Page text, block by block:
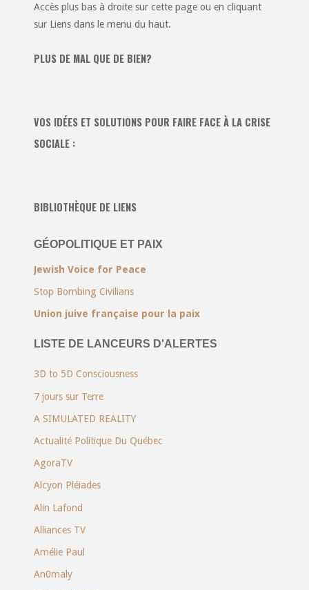
Accès plus bas à droite sur cette page ou en cliquant
sur Liens dans le menu du haut.
PLUS DE MAL QUE DE BIEN?
VOS IDÉES ET SOLUTIONS POUR FAIRE FACE À LA CRISE
SOCIALE :
BIBLIOTHÈQUE DE LIENS
GÉOPOLITIQUE ET PAIX
Jewish Voice for Peace
Stop Bombing Civilians
Union juive française pour la paix
LISTE DE LANCEURS D'ALERTES
3D to 5D Consciousness
7 jours sur Terre
A SIMULATED REALITY
Actualité Politique Du Québec
AgoraTV
Alcyon Pléiades
Alin Lafond
Alliances TV
Amélie Paul
An0maly